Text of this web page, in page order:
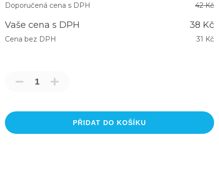
Doporučená cena s DPH 42 Kč
Vaše cena s DPH 38 Kč
Cena bez DPH 31 Kč
PŘIDAT DO KOŠÍKU